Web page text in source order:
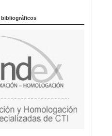
m
bibliográficos